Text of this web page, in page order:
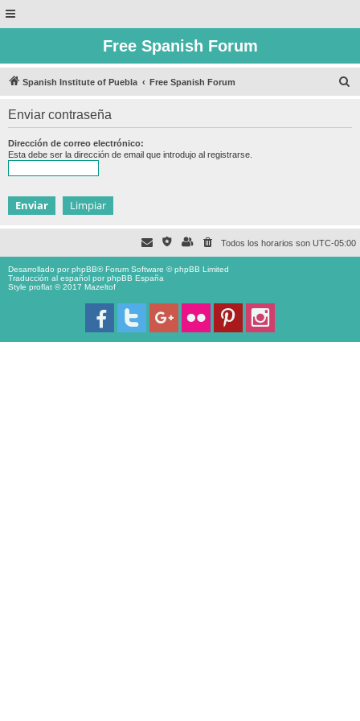
Free Spanish Forum
Spanish Institute of Puebla Free Spanish Forum
Enviar contraseña
Dirección de correo electrónico:
Esta debe ser la dirección de email que introdujo al registrarse.
Todos los horarios son UTC-05:00
Desarrollado porphpBB® Forum Software © phpBB Limited
Traducción al español porphpBB España
Style proflat © 2017 Mazeltof